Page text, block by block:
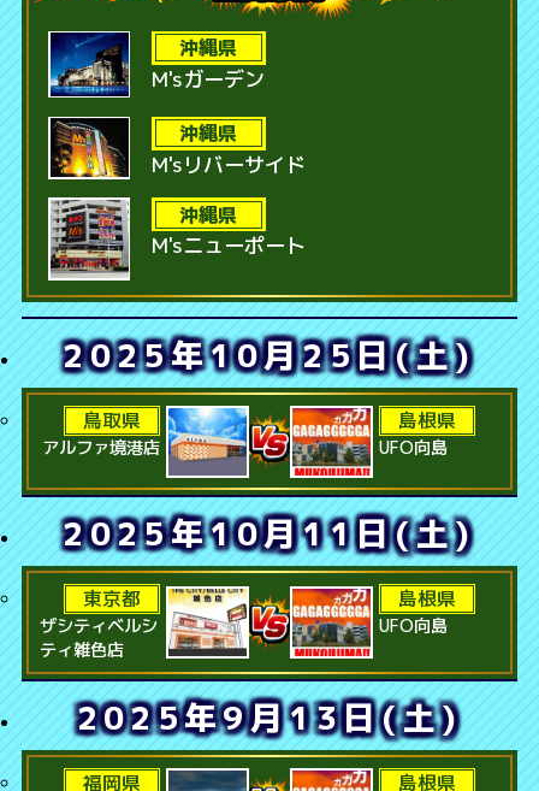
沖縄県
M'sガーデン
沖縄県
M'sリバーサイド
沖縄県
M'sニューポート
2025年10月25日(土)
鳥取県
アルファ境港店
島根県
UFO向島
2025年10月11日(土)
東京都
ザシティベルシ
ティ雑色店
島根県
UFO向島
2025年9月13日(土)
福岡県 島根県